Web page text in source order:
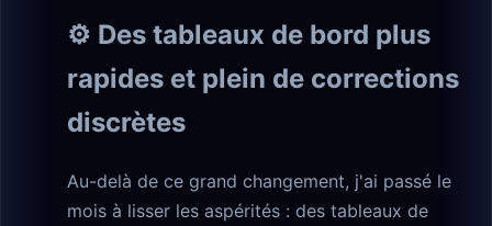
⚙️ Des tableaux de bord plus
rapides et plein de corrections
discrètes
Au-delà de ce grand changement, j'ai passé le
mois à lisser les aspérités : des tableaux de